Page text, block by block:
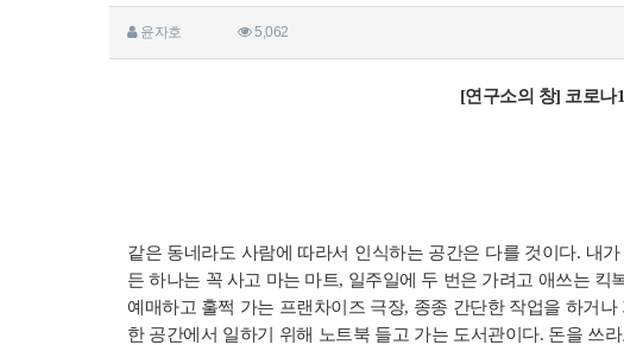
윤자호 5,062
[연구소의 창] 코로나
같은 동네라도 사람에 따라서 인식하는 공간은 다를 것이다. 내
든 하나는 꼭 사고 마는 마트, 일주일에 두 번은 가려고 애쓰는
예매하고 훌쩍 가는 프랜차이즈 극장, 종종 간단한 작업을 하거
한 공간에서 일하기 위해 노트북 들고 가는 도서관이다. 돈을 쓰